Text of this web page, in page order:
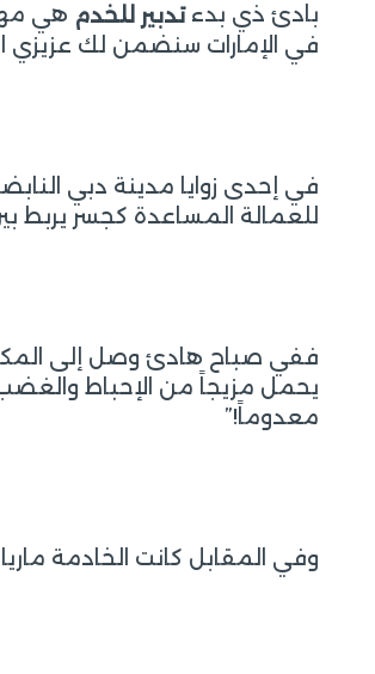
بادئ ذي بدءتدبير للخدم هي
في الإمارات سنضمن لك عزيزي
في إحدى زوايا مدينة دبي
للعمالة المساعدة كجسر يربط
ففي صباح هادئ وصل إلى
يحمل مزيجاً من الإحباط
معدوماً!”
وفي المقابل كانت الخادمة